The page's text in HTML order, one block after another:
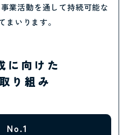
業活動を通して持続可能な
まいります。
に向けた
り組み
No.1